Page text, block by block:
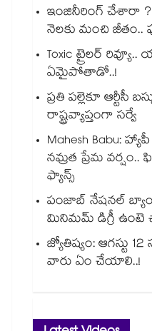
ఇంజినీరింగ్ చేశారా ?
నెలకు మంచి జీతం..
Toxic ట్రైలర్
ఏమైపోతాడో..!
ప్రతి పల్లెకూ ఆర్టీసీ
రాష్ట్రవ్యాప్తంగా సర్వే
Mahesh Babu:
నమ్రత ప్రేమ వర్షం..
ఫ్యాన్స్
పంజాబ్ నేషనల్
మినిమమ్ డిగ్రీ ఉంటె
జ్యోతిష్యం: ఆగస్టు
వారు ఏం చేయాలి..!